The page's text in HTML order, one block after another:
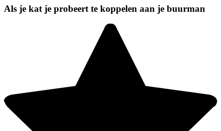
Als je kat je probeert te koppelen aan je buurman